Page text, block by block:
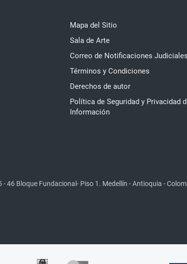
Mapa del Sitio
Sala de Arte
Correo de Notificaciones Judiciales
Términos y Condiciones
Derechos de autor
Política de Seguridad y Privacidad
Información
- 46 Bloque Fundacional- Piso 1. Medellín - Antioquia -